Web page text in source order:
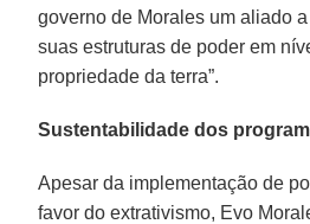
governo de Morales um aliado
suas estruturas de poder em
propriedade da terra”.
Sustentabilidade dos
Apesar da implementação de
favor do extrativismo, Evo